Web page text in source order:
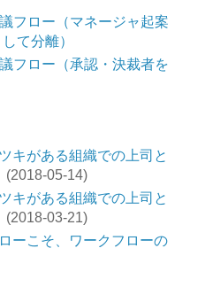
フロー（マネージャ起案
て分離）
フロー（承認・決裁者を
キがある組織での上司と
(2018-05-14)
キがある組織での上司と
(2018-03-21)
ーこそ、ワークフローの